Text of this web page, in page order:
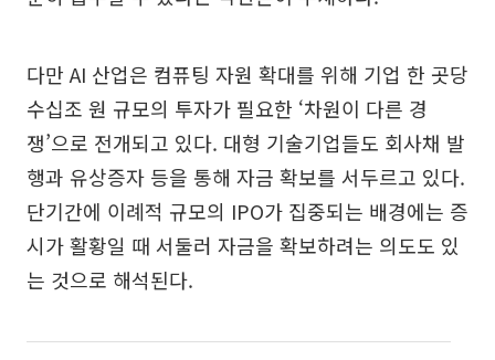
다만 AI 산업은 컴퓨팅 자원 확대를 위해 기업 한 곳당
수십조 원 규모의 투자가 필요한 ‘차원이 다른 경
쟁’으로 전개되고 있다. 대형 기술기업들도 회사채 발
행과 유상증자 등을 통해 자금 확보를 서두르고 있다.
단기간에 이례적 규모의 IPO가 집중되는 배경에는 증
시가 활황일 때 서둘러 자금을 확보하려는 의도도 있
는 것으로 해석된다.